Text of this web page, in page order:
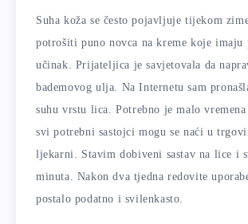
Suha koža se često pojavljuje tijekom
potrošiti puno novca na kreme koje imaju
učinak. Prijateljica je savjetovala da
bademovog ulja. Na Internetu sam
suhu vrstu lica. Potrebno je malo vremena
svi potrebni sastojci mogu se naći u
ljekarni. Stavim dobiveni sastav na lice i
minuta. Nakon dva tjedna redovite
postalo podatno i svilenkasto.